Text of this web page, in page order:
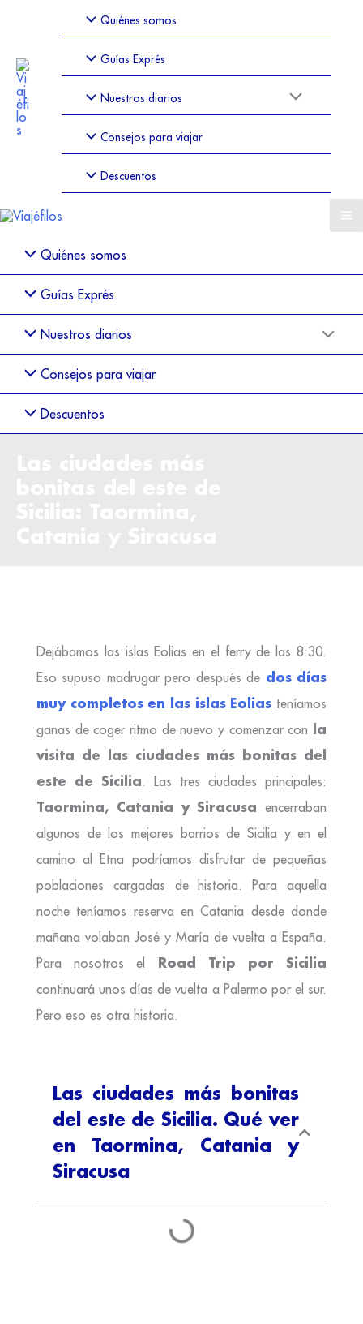
Quiénes somos
Guías Exprés
Nuestros diarios
Consejos para viajar
Descuentos
Quiénes somos
Guías Exprés
Nuestros diarios
Consejos para viajar
Descuentos
Dejábamos las islas Eolias en el ferry de las 8:30.
Eso supuso madrugar pero después de dos días
muy completos en las islas Eolias teníamos
ganas de coger ritmo de nuevo y comenzar con la
visita de las ciudades más bonitas del
este de Sicilia. Las tres ciudades principales:
Taormina, Catania y Siracusa encerraban
algunos de los mejores barrios de Sicilia y en el
camino al Etna podríamos disfrutar de pequeñas
poblaciones cargadas de historia. Para aquella
noche teníamos reserva en Catania desde donde
mañana volaban José y María de vuelta a España.
Para nosotros el Road Trip por Sicilia
continuará unos días de vuelta a Palermo por el sur.
Pero eso es otra historia.
Las ciudades más bonitas
del este de Sicilia. Qué ver
en Taormina, Catania y
Siracusa